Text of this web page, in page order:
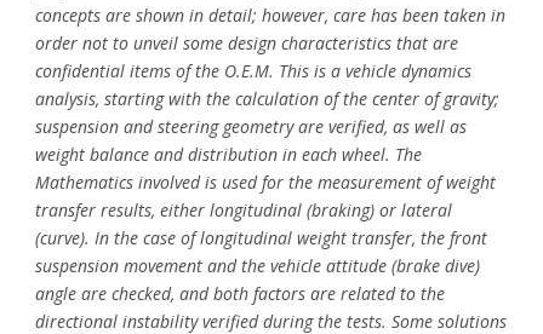
concepts are shown in detail; however, care has been taken in
order not to unveil some design characteristics that are
confidential items of the O.E.M. This is a vehicle dynamics
analysis, starting with the calculation of the center of gravity;
suspension and steering geometry are verified, as well as
weight balance and distribution in each wheel. The
Mathematics involved is used for the measurement of weight
transfer results, either longitudinal (braking) or lateral
(curve). In the case of longitudinal weight transfer, the front
suspension movement and the vehicle attitude (brake dive)
angle are checked, and both factors are related to the
directional instability verified during the tests. Some solutions